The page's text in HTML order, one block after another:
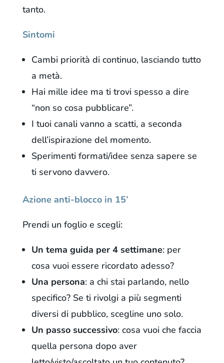
tanto.
Sintomi
Cambi priorità di continuo, lasciando tutto
a metà.
Hai mille idee ma ti trovi spesso a dire
“non so cosa pubblicare”.
I tuoi canali vanno a scatti, a seconda
dell’ispirazione del momento.
Sperimenti formati/idee senza sapere se
ti servono davvero.
Azione anti-blocco in 15’
Prendi un foglio e scegli:
Un tema guida per 4 settimane: per
cosa vuoi essere ricordato adesso?
Una persona: a chi stai parlando, nello
specifico? Se ti rivolgi a più segmenti
diversi di pubblico, scegline uno solo.
Un passo successivo: cosa vuoi che faccia
quella persona dopo aver